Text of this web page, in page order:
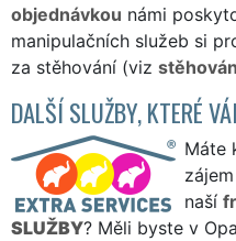
objednávkou námi
manipulačních služeb si
za stěhování (viz
DALŠÍ SLUŽBY, KTERÉ
Máte
naší
SLUŽBY? Měli byste v